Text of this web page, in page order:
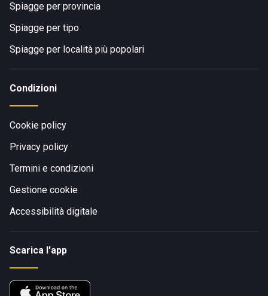
Spiagge per provincia
Spiagge per tipo
Spiagge per località più popolari
Condizioni
Cookie policy
Privacy policy
Termini e condizioni
Gestione cookie
Accessibilità digitale
Scarica l'app